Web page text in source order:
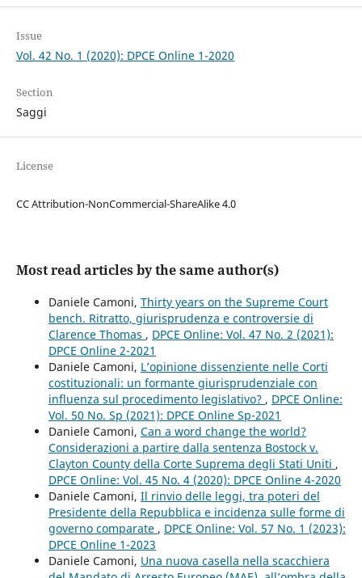
Issue
Vol. 42 No. 1 (2020): DPCE Online 1-2020
Section
Saggi
License
CC Attribution-NonCommercial-ShareAlike 4.0
Most read articles by the same author(s)
Daniele Camoni, Thirty years on the Supreme Court
bench. Ritratto, giurisprudenza e controversie di
Clarence Thomas , DPCE Online: Vol. 47 No. 2 (2021):
DPCE Online 2-2021
Daniele Camoni, L’opinione dissenziente nelle Corti
costituzionali: un formante giurisprudenziale con
influenza sul procedimento legislativo? , DPCE Online:
Vol. 50 No. Sp (2021): DPCE Online Sp-2021
Daniele Camoni, Can a word change the world?
Considerazioni a partire dalla sentenza Bostock v.
Clayton County della Corte Suprema degli Stati Uniti ,
DPCE Online: Vol. 45 No. 4 (2020): DPCE Online 4-2020
Daniele Camoni, Il rinvio delle leggi, tra poteri del
Presidente della Repubblica e incidenza sulle forme di
governo comparate , DPCE Online: Vol. 57 No. 1 (2023):
DPCE Online 1-2023
Daniele Camoni, Una nuova casella nella scacchiera